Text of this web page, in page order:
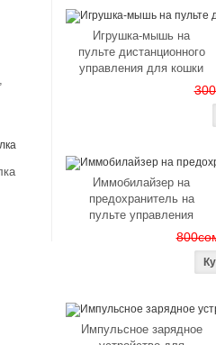
Игрушка-мышь на
пульте дистанционного
управления для кошки
Иммобилайзер на
предохранитель на
пульте управления
Импульсное зарядное